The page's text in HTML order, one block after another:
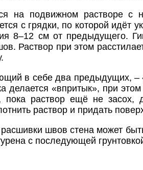
на подвижном растворе
с грядки, по которой идёт
8–12 см от предыдущего.
Раствор при этом
в себе два предыдущих, –
делается «впритык», при
раствор ещё не засох,
раствор и придать
швов стена может
с последующей